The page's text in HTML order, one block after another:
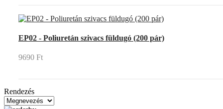
EP02 - Poliuretán szivacs füldugó (200 pár)
9690 Ft
Rendezés